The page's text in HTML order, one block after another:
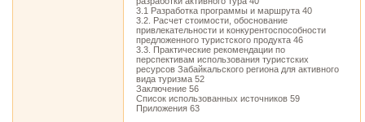
3.1 Разработка программы и маршрута 40
3.2. Расчет стоимости, обоснование
привлекательности и конкурентоспособности
предложенного туристского продукта 46
3.3. Практические рекомендации по
перспективам использования туристских
ресурсов Забайкальского региона для активного
вида туризма 52
Заключение 56
Список использованных источников 59
Приложения 63